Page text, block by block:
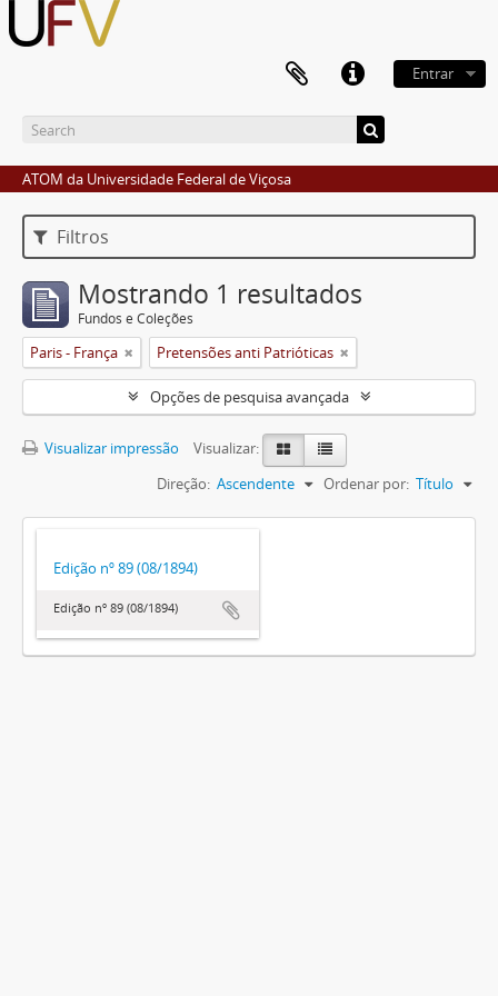
Entrar
ATOM da Universidade Federal de Viçosa
Filtros
Mostrando 1 resultados
Fundos e Coleções
Paris - França Pretensões anti Patrióticas
Opções de pesquisa avançada
Visualizar impressão
Visualizar:
Ordenar por: Título
Direção: Ascendente
Edição nº 89 (08/1894)
Edição nº 89 (08/1894)